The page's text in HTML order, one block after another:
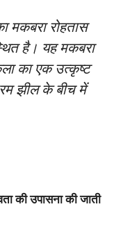
मकबरा रोहतास
है। यह मकबरा
का एक उत्कृष्ट
झील के बीच में
की उपासना की जाती